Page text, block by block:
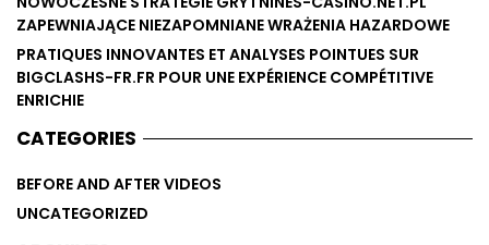
ZAPEWNIAJĄCE NIEZAPOMNIANE WRAŻENIA HAZARDOWE
PRATIQUES INNOVANTES ET ANALYSES POINTUES SUR
BIGCLASHS-FR.FR POUR UNE EXPÉRIENCE COMPÉTITIVE
ENRICHIE
CATEGORIES
BEFORE AND AFTER VIDEOS
UNCATEGORIZED